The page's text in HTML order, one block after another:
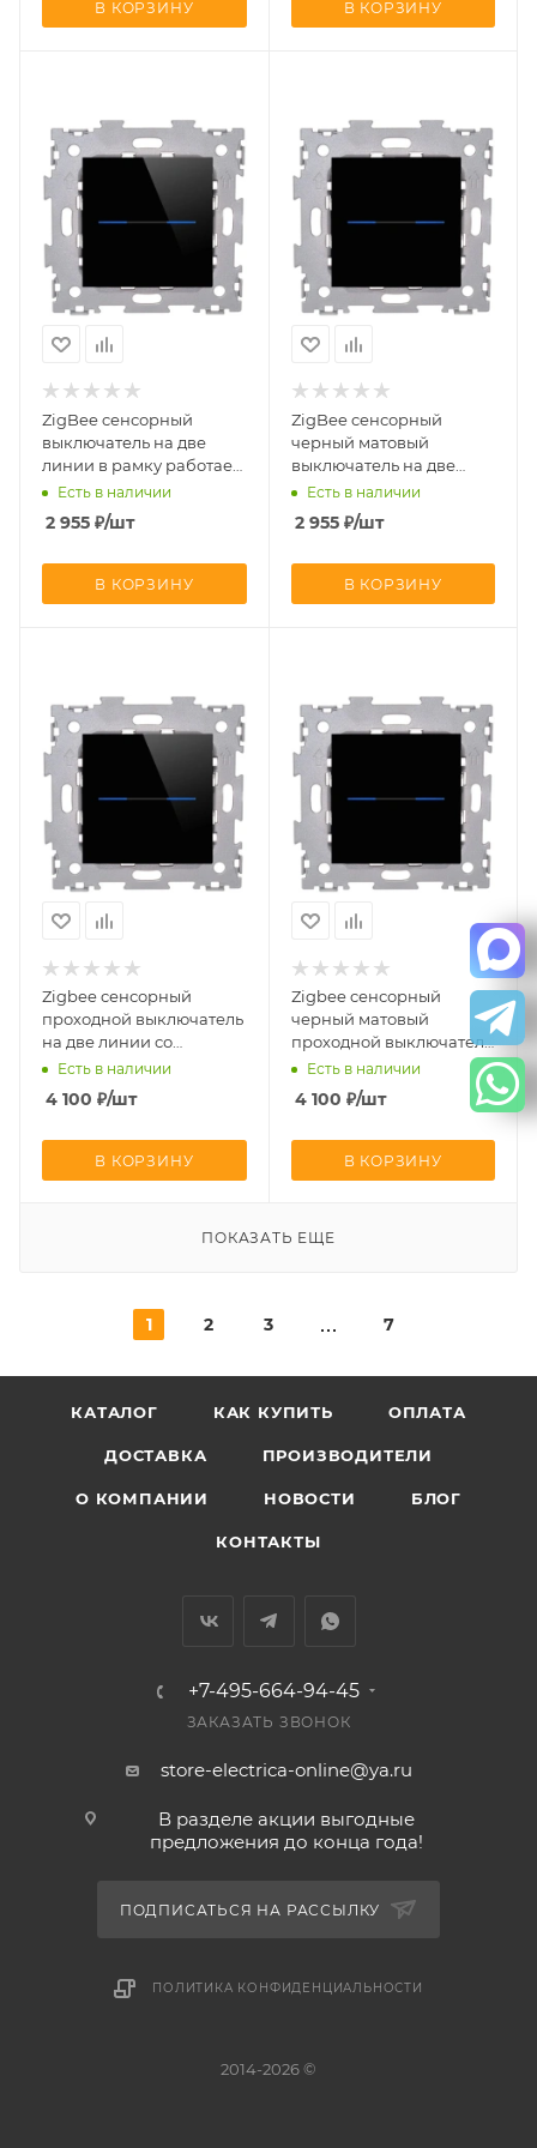
В КОРЗИНУ В КОРЗИНУ
ZigBee cенсорный
выключатель на две
линии в рамку работает
с АЛИСОЙ CGSS AMG-
GL02ZB-BCG
Есть в наличии
2 955 ₽/шт
В КОРЗИНУ
ZigBee cенсорный
черный матовый
выключатель на две
линии в рамку работает
с АЛИСОЙ CGSS AMG-
GL02ZB-BCM
Есть в наличии
2 955₽/шт
В КОРЗИНУ
Zigbee cенсорный
проходной выключатель
на две линии со
стеклянной панелью
CGSS AMG-GL02ZBP-BCG
Есть в наличии
4 100 ₽/шт
В КОРЗИНУ
Zigbee cенсорный
черный матовый
проходной выключатель
на две линии со
стеклянной панелью
CGSS AMG-GL02ZBP-
Есть в наличии
4 100 ₽/шт
В КОРЗИНУ
ПОКАЗАТЬ ЕЩЕ
1 2 3 7
КАТАЛОГ КАК КУПИТЬ ОПЛАТА
ДОСТАВКА ПРОИЗВОДИТЕЛИ
О КОМПАНИИ НОВОСТИ БЛОГ
КОНТАКТЫ
+7-495-664-94-45
ЗАКАЗАТЬ ЗВОНОК
store-electrica-online@ya.ru
В разделе акции выгодные
предложения до конца года!
ПОДПИСАТЬСЯ НА РАССЫЛКУ
ПОЛИТИКА КОНФИДЕНЦИАЛЬНОСТИ
2014-2026 ©